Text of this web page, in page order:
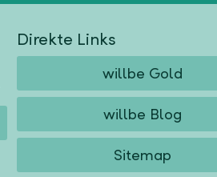
Direkte Links
willbe Gold
willbe Blog
Sitemap